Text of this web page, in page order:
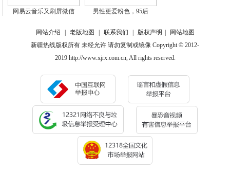
网易云音乐又刷屏微信 男性更爱粉色，95后
网站介绍 老版地图 联系我们 版权声明
网站地图
新疆热线版权所有 未经允许 请勿复制或镜像 Copyright © 2012-
2019 http://www.xjrx.com.cn, All rights reserved.